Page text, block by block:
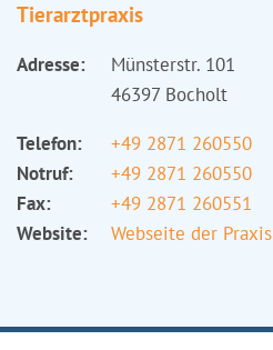
Tierarztpraxis
Adresse:
Münsterstr. 101
46397 Bocholt
Telefon:
+49 2871 260550
Notruf:
+49 2871 260550
Fax:
+49 2871 260551
Website:
Webseite der Praxis